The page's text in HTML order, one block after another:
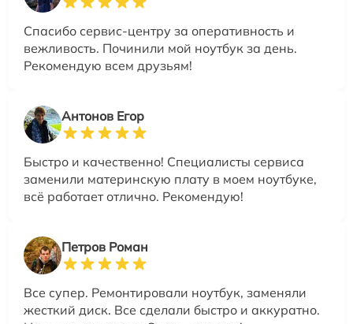
Спасибо сервис-центру за оперативность и
вежливость. Починили мой ноутбук за день.
Рекомендую всем друзьям!
Антонов Егор
Быстро и качественно! Специалисты сервиса
заменили материнскую плату в моем ноутбуке,
всё работает отлично. Рекомендую!
Петров Роман
Все супер. Ремонтировали ноутбук, заменяли
жесткий диск. Все сделали быстро и аккуратно.